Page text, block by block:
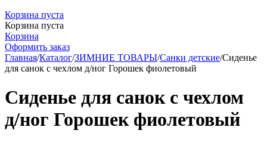
Корзина пуста
Корзина пуста
Корзина
Оформить заказ
Главная/Каталог/ЗИМНИЕ ТОВАРЫ/Санки детские/Сиденье
для санок с чехлом д/ног Горошек фиолетовый
Сиденье для санок с чехлом
д/ног Горошек фиолетовый